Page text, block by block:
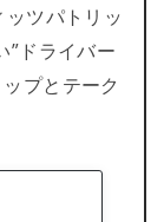
ツパトリッ
”ドライバー
プとテーク